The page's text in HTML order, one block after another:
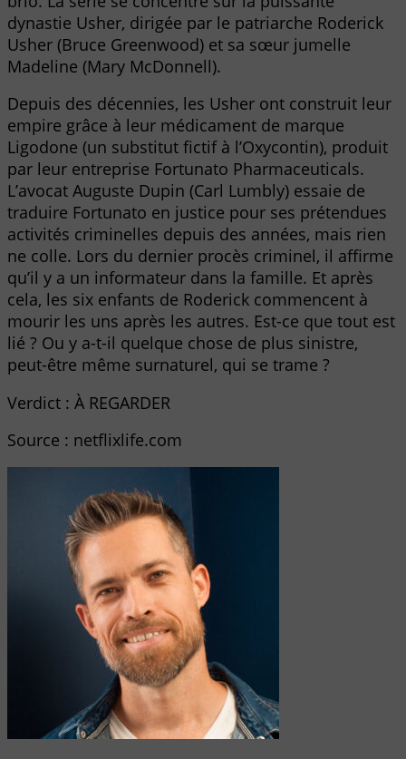
dynastie Usher, dirigée par le patriarche Roderick
Usher (Bruce Greenwood) et sa sœur jumelle
Madeline (Mary McDonnell).
Depuis des décennies, les Usher ont construit leur
empire grâce à leur médicament de marque
Ligodone (un substitut fictif à l’Oxycontin), produit
par leur entreprise Fortunato Pharmaceuticals.
L’avocat Auguste Dupin (Carl Lumbly) essaie de
traduire Fortunato en justice pour ses prétendues
activités criminelles depuis des années, mais rien
ne colle. Lors du dernier procès criminel, il affirme
qu’il y a un informateur dans la famille. Et après
cela, les six enfants de Roderick commencent à
mourir les uns après les autres. Est-ce que tout est
lié ? Ou y a-t-il quelque chose de plus sinistre,
peut-être même surnaturel, qui se trame ?
Verdict : À REGARDER
Source : netflixlife.com